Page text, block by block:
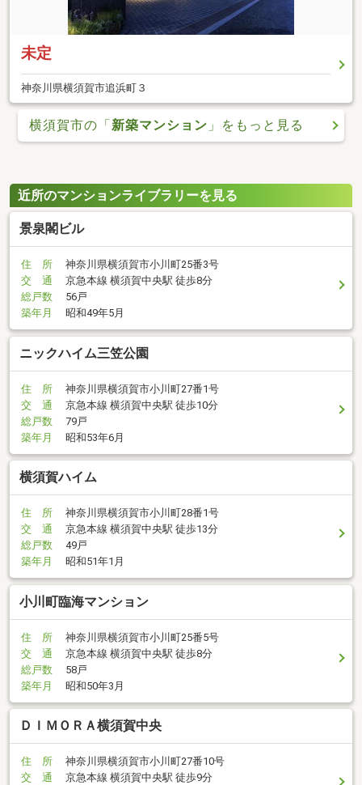
未定
神奈川県横須賀市追浜町３
横須賀市の「 新築マンション 」をもっと見る
近所のマンションライブラリーを見る
景泉閣ビル
住 所
神奈川県横須賀市小川町25番3号
交 通
京急本線 横須賀中央駅 徒歩8分
総戸数
56戸
築年月
昭和49年5月
ニックハイム三笠公園
住 所
神奈川県横須賀市小川町27番1号
交 通
京急本線 横須賀中央駅 徒歩10分
総戸数
79戸
築年月
昭和53年6月
横須賀ハイム
住 所
神奈川県横須賀市小川町28番1号
交 通
京急本線 横須賀中央駅 徒歩13分
総戸数
49戸
築年月
昭和51年1月
小川町臨海マンション
住 所
神奈川県横須賀市小川町25番5号
交 通
京急本線 横須賀中央駅 徒歩8分
総戸数
58戸
築年月
昭和50年3月
ＤＩＭＯＲＡ横須賀中央
住 所
神奈川県横須賀市小川町27番10号
交 通
京急本線 横須賀中央駅 徒歩9分